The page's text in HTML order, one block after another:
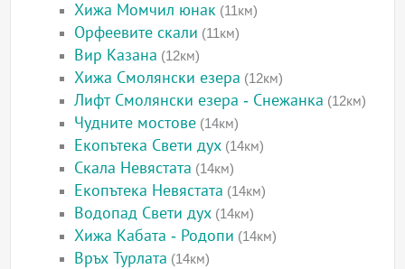
Хижа Момчил юнак (11км)
Орфеевите скали (11км)
Вир Казана (12км)
Хижа Смолянски езера (12км)
Лифт Смолянски езера - Снежанка (12км)
Чудните мостове (14км)
Екопътека Свети дух (14км)
Скала Невястата (14км)
Екопътека Невястата (14км)
Водопад Свети дух (14км)
Хижа Кабата - Родопи (14км)
Връх Турлата (14км)